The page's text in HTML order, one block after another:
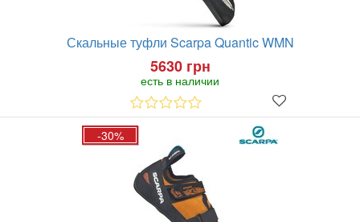
Скальные туфли Scarpa Quantic WMN
5630 грн
есть в наличии
-30%